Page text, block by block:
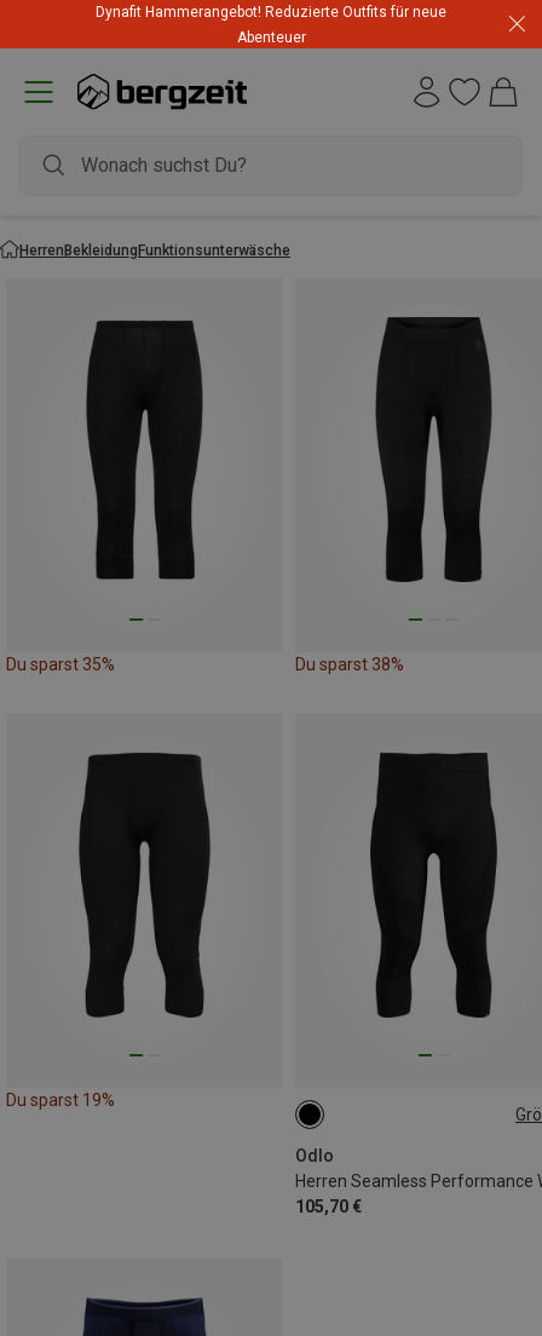
Dynafit Hammerangebot! Reduzierte Outfits für neue
Abenteuer
HerrenBekleidungFunktionsunterwäsche
Du sparst 35% Du sparst 38%
Du sparst 19%
Odlo
105,70 €
S